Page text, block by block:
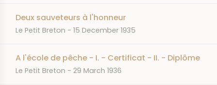
Deux sauveteurs à l'honneur
JOURNAL
Le Petit Breton DATE
15 December 1935
A l'école de pêche - I. - Certificat - II. - Diplôme
JOURNAL
Le Petit Breton DATE
29 March 1936